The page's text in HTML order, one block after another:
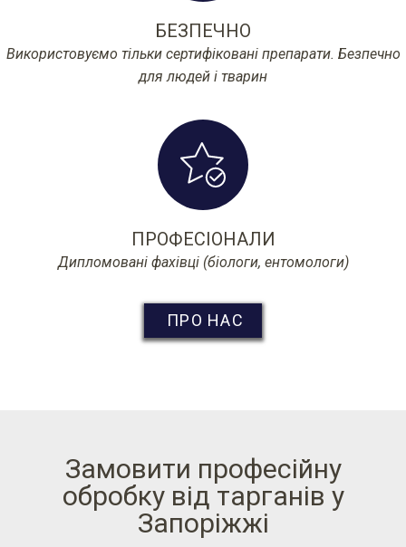
БЕЗПЕЧНО
Використовуємо тільки сертифіковані препарати. Безпечно
для людей і тварин
ПРОФЕСІОНАЛИ
Дипломовані фахівці (біологи, ентомологи)
ПРО НАС
Замовити професійну
обробку від тарганів у
Запоріжжі